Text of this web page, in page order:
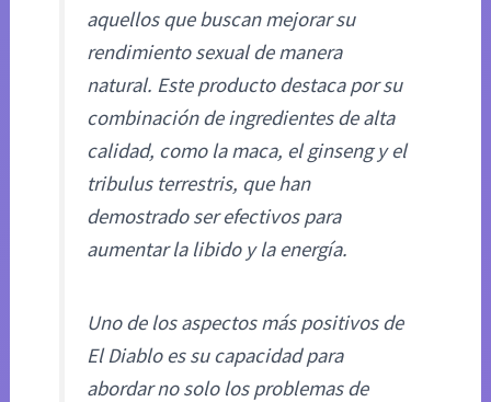
aquellos que buscan mejorar su
rendimiento sexual de manera
natural. Este producto destaca por su
combinación de ingredientes de alta
calidad, como la maca, el ginseng y el
tribulus terrestris, que han
demostrado ser efectivos para
aumentar la libido y la energía.
Uno de los aspectos más positivos de
El Diablo es su capacidad para
abordar no solo los problemas de